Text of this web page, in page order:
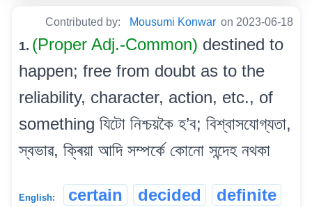
Contributed by: Mousumi Konwar on 2023-06-18
1. (Proper Adj.-Common) destined to
happen; free from doubt as to the
reliability, character, action, etc., of
something যিটো নিশ্চয়কৈ হ’ব; বিশ্বাসযোগ্যতা,
স্বভাৱ, ক্ৰিয়া আদি সম্পৰ্কে কোনো সন্দেহ নথকা
English: certain decided
definite